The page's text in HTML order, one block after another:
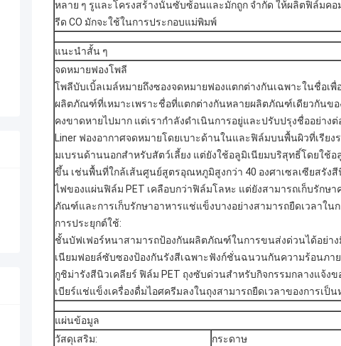
หลาย ๆ รูและโครงสร้างนั้นซับซ้อนและมักถูก จำกัด ให้ผลิตฟิล์มค
รีด CO มักจะใช้ในการประกอบแม่พิมพ์
แนะนำสั้น ๆ
จดหมายฟองโพลี
โพลีบับเบิ้ลเมล์หมายถึงซองจดหมายฟองแตกต่างกันเฉพาะในชื่อเ
ผลิตภัณฑ์ที่เหมาะเพราะชื่อที่แตกต่างกันหลายผลิตภัณฑ์เดียวกันขอ
คงขาดหายไปมาก แต่เรากำลังดำเนินการอยู่และปรับปรุงชื่ออย่างต่
Liner ฟองอากาศจดหมายโดยเบาะด้านในและฟิล์มบนพื้นผิวที่เรีย
มเบรนด้านนอกสำหรับสัตว์เลี้ยง แต่ยังใช้อลูมิเนียมบริสุทธิ์โดยใช้
ขึ้น เช่นพื้นที่ใกล้เส้นศูนย์สูตรอุณหภูมิสูงกว่า 40 องศาเซลเซียสรัง
ไฟของแผ่นฟิล์ม PET เคลือบกว่าฟิล์มโลหะ แต่ยังสามารถเก็บรักษ
ภัณฑ์และการเก็บรักษาอาหารแช่แข็งบางอย่างสามารถยืดเวลาใน
การประยุกต์ใช้:
ชั้นบัฟเฟอร์หนาสามารถป้องกันผลิตภัณฑ์ในการขนส่งด่วนได้อย่า
เนียมฟอยล์ซับซองป้องกันรังสีเฉพาะฟังก์ชั่นฉนวนกันความร้อนภา
กูชิม่ารังสีนิวเคลียร์ ฟิล์ม PET ถุงซับด่วนสำหรับกิจกรรมกลางแจ้ง
เบียร์แช่แข็งเครื่องดื่มไอศครีมลงในถุงสามารถยืดเวลาของการเป็น
แผ่นข้อมูล
วัสดุเสริม:
กระดาษ